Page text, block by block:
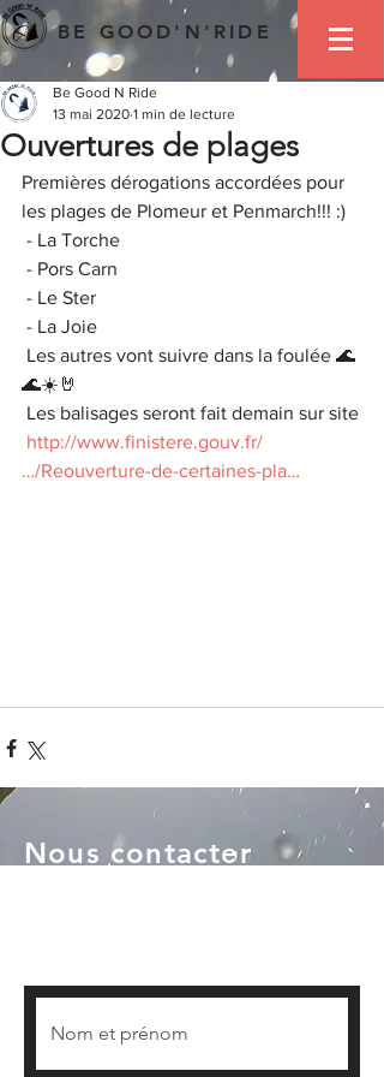
BE GOOD'N'RIDE
Ouvertures de plages
Be Good N Ride
13 mai 2020 1 min de lecture
Premières dérogations accordées pour
les plages de Plomeur et Penmarch!!! :)
- La Torche
- Pors Carn
- Le Ster
- La Joie
🌊☀️🤘
Les balisages seront fait demain sur site
http://www.finistere.gouv.fr/
…/Reouverture-de-certaines-pla…
Nous contacter